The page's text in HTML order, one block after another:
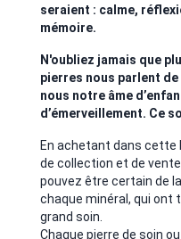
seraient : calme,
mémoire.
N'oubliez jamais que
pierres nous parlent
nous notre âme
d’émerveillement. Ce
En achetant dans cette
de collection et de
pouvez être certain de
chaque minéral, qui ont
grand soin.
Chaque pierre de soin